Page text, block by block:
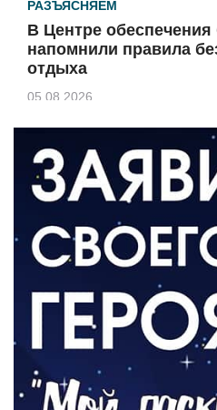
РАЗЪЯСНЯЕМ
В Центре обеспечения
напомнили правила
отдыха
05.08.2026
КУЛЬТУРА
Афиша Зеленоградска
04.08.2026
РАЗЪЯСНЯЕМ
Борьба с борщевиком
04.08.2026